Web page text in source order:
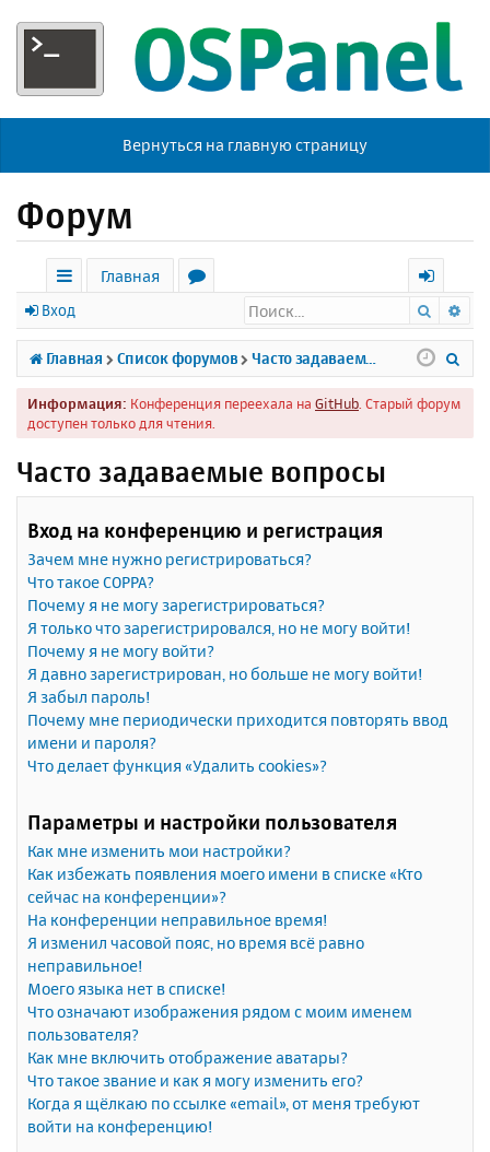
Вернуться на главную страницу
Форум
с
ы
л
к
Главная
р
у
м
х
о
д
Вход Поиск
Главная Список форумов Часто задаваемые вопросы
Информация: Конференция переехала на GitHub . Старый форум
доступен только для чтения.
Часто задаваемые вопросы
Вход на конференцию и регистрация
Зачем мне нужно регистрироваться?
Что такое COPPA?
Почему я не могу зарегистрироваться?
Я только что зарегистрировался, но не могу войти!
Почему я не могу войти?
Я давно зарегистрирован, но больше не могу войти!
Я забыл пароль!
Почему мне периодически приходится повторять ввод
имени и пароля?
Что делает функция «Удалить cookies»?
Параметры и настройки пользователя
Как мне изменить мои настройки?
Как избежать появления моего имени в списке «Кто
сейчас на конференции»?
На конференции неправильное время!
Я изменил часовой пояс, но время всё равно
неправильное!
Моего языка нет в списке!
Что означают изображения рядом с моим именем
пользователя?
Как мне включить отображение аватары?
Что такое звание и как я могу изменить его?
Когда я щёлкаю по ссылке «email», от меня требуют
войти на конференцию!